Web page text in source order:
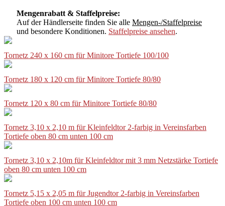
Mengenrabatt & Staffelpreise:
Auf der Händlerseite finden Sie alle Mengen-/Staffelpreise
und besondere Konditionen. Staffelpreise ansehen.
Tornetz 240 x 160 cm für Minitore Tortiefe 100/100
Tornetz 180 x 120 cm für Minitore Tortiefe 80/80
Tornetz 120 x 80 cm für Minitore Tortiefe 80/80
Tornetz 3,10 x 2,10 m für Kleinfeldtor 2-farbig in Vereinsfarben
Tortiefe oben 80 cm unten 100 cm
Tornetz 3,10 x 2,10m für Kleinfeldtor mit 3 mm Netzstärke Tortiefe
oben 80 cm unten 100 cm
Tornetz 5,15 x 2,05 m für Jugendtor 2-farbig in Vereinsfarben
Tortiefe oben 100 cm unten 100 cm